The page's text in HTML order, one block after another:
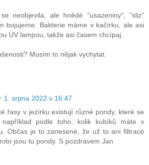
neobjevila, ale hnědé "usazeniny", "sliz"
bojujeme. Bakterie máme v kačírku, ale asi
UV lampou, takže asi časem chcípaj.
Musím to nějak vychytat.
1. srpna 2022 v 16:47
řasy v jezírku existují různé pondy, které se
podle toho, kolik kubíků máte v
Občas je to zanesené, že už to ani filtrace
jsou tu pondy. S pozdravem Jan